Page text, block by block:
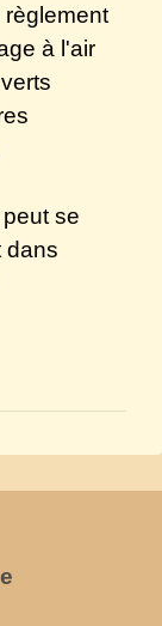
règlement
à l'air
se
dans